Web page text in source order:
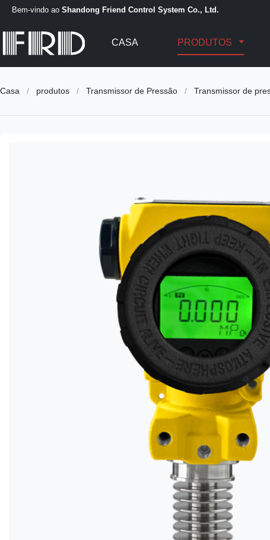
Bem-vindo ao Shandong Friend Control System Co., Ltd.
CASA PRODUTOS
Casa / produtos / Transmissor de Pressão / Transmissor de